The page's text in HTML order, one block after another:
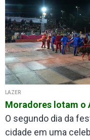
LAZER
Moradores lotam o
O segundo dia da
cidade em uma